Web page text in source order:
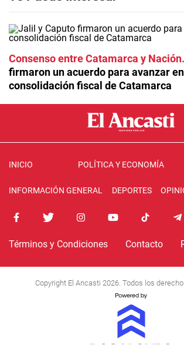
Consenso entre Catamarca y Nación
firmaron un acuerdo para avanzar
consolidación fiscal de Catamarca
INICIO POLÍTICA Y ECONOMÍA
INFORMACIÓN GENERAL DEPORTES
Términos y Condiciones Contacto
Copyright El Ancasti 2026. Todos los